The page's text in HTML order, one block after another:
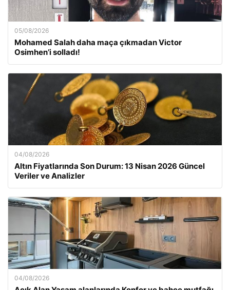
05/08/2026
Mohamed Salah daha maça çıkmadan Victor
Osimhen’i solladı!
04/08/2026
Altın Fiyatlarında Son Durum: 13 Nisan 2026 Güncel
Veriler ve Analizler
04/08/2026